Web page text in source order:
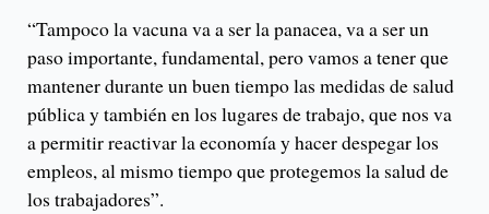
“Tampoco la vacuna va a ser la panacea, va a ser un
paso importante, fundamental, pero vamos a tener que
mantener durante un buen tiempo las medidas de salud
pública y también en los lugares de trabajo, que nos va
a permitir reactivar la economía y hacer despegar los
empleos, al mismo tiempo que protegemos la salud de
los trabajadores”.